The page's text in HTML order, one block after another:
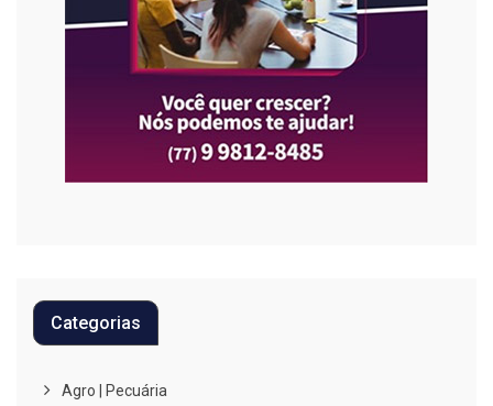
Categorias
Agro | Pecuária